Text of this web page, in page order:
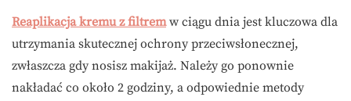
Reaplikacja kremu z filtremw ciągu dnia jest kluczowa dla
utrzymania skutecznej ochrony przeciwsłonecznej,
zwłaszcza gdy nosisz makijaż. Należy go ponownie
nakładać co około 2 godziny, a odpowiednie metody